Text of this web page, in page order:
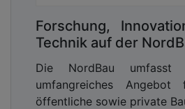
Forschung,
Technik auf der
Die NordBau
umfangreiches Angebot
öffentliche sowie private